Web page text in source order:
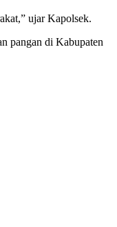
ujar Kapolsek.
pangan di Kabupaten